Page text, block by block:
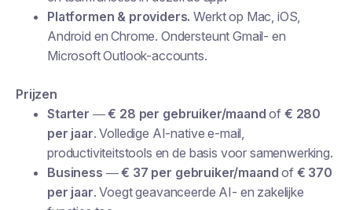
Platformen & providers. Werkt op Mac, iOS,
Android en Chrome. Ondersteunt Gmail- en
Microsoft Outlook-accounts.
Prijzen
Starter —€ 28 per gebruiker/maand of € 280
per jaar. Volledige AI-native e-mail,
productiviteitstools en de basis voor samenwerking.
Business —€ 37 per gebruiker/maand of € 370
per jaar. Voegt geavanceerde AI- en zakelijke